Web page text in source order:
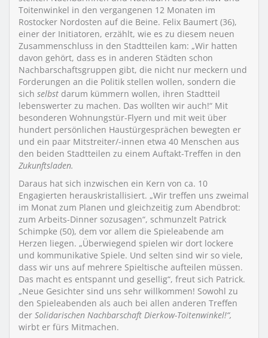
Toitenwinkel in den vergangenen 12 Monaten im
Rostocker Nordosten auf die Beine. Felix Baumert (36),
einer der Initiatoren, erzählt, wie es zu diesem neuen
Zusammenschluss in den Stadtteilen kam: „Wir hatten
davon gehört, dass es in anderen Städten schon
Nachbarschaftsgruppen gibt, die nicht nur meckern und
Forderungen an die Politik stellen wollen, sondern die
sich selbst darum kümmern wollen, ihren Stadtteil
lebenswerter zu machen. Das wollten wir auch!“ Mit
besonderen Wohnungstür-Flyern und mit weit über
hundert persönlichen Haustürgesprächen bewegten er
und ein paar Mitstreiter/-innen etwa 40 Menschen aus
den beiden Stadtteilen zu einem Auftakt-Treffen in den
Zukunftsladen.
Daraus hat sich inzwischen ein Kern von ca. 10
Engagierten herauskristallisiert. „Wir treffen uns zweimal
im Monat zum Planen und gleichzeitig zum Abendbrot:
zum Arbeits-Dinner sozusagen“, schmunzelt Patrick
Schimpke (50), dem vor allem die Spieleabende am
Herzen liegen. „Überwiegend spielen wir dort lockere
und kommunikative Spiele. Und selten sind wir so viele,
dass wir uns auf mehrere Spieltische aufteilen müssen.
Das macht es entspannt und gesellig“, freut sich Patrick.
„Neue Gesichter sind uns sehr willkommen! Sowohl zu
den Spieleabenden als auch bei allen anderen Treffen
der Solidarischen Nachbarschaft Dierkow-Toitenwinkel!“,
wirbt er fürs Mitmachen.